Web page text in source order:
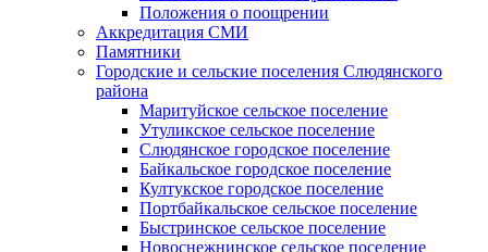
Положения о поощрении
Аккредитация СМИ
Памятники
Городские и сельские поселения Слюдянского
района
Маритуйское сельское поселение
Утуликское сельское поселение
Слюдянское городское поселение
Байкальское городское поселение
Култукское городское поселение
Портбайкальское сельское поселение
Быстринское сельское поселение
Новоснежнинское сельское поселение